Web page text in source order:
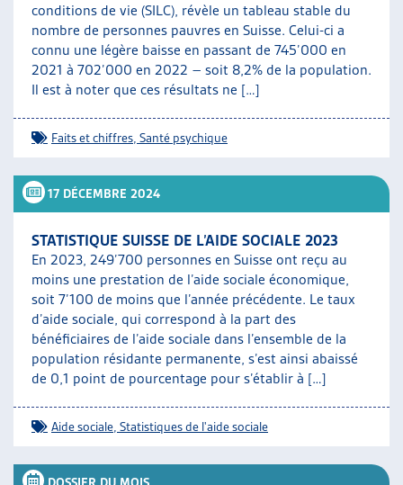
conditions de vie (SILC), révèle un tableau stable du
nombre de personnes pauvres en Suisse. Celui-ci a
connu une légère baisse en passant de 745’000 en
2021 à 702’000 en 2022 – soit 8,2% de la population.
Il est à noter que ces résultats ne […]
Faits et chiffres Santé psychique
17 DÉCEMBRE 2024
STATISTIQUE SUISSE DE L’AIDE SOCIALE 2023
En 2023, 249’700 personnes en Suisse ont reçu au
moins une prestation de l’aide sociale économique,
soit 7’100 de moins que l’année précédente. Le taux
d’aide sociale, qui correspond à la part des
bénéficiaires de l’aide sociale dans l’ensemble de la
population résidante permanente, s’est ainsi abaissé
de 0,1 point de pourcentage pour s’établir à […]
Aide sociale Statistiques de l'aide sociale